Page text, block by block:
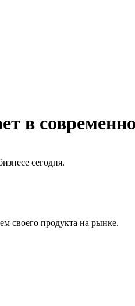
в
сегодня.
своего продукта на рынке.